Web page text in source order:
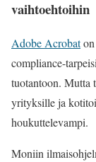
vaihtoehtoihin
Adobe Acrobaton
compliance-
tuotantoon.
yrityksille ja
houkuttelevampi.
Moniin